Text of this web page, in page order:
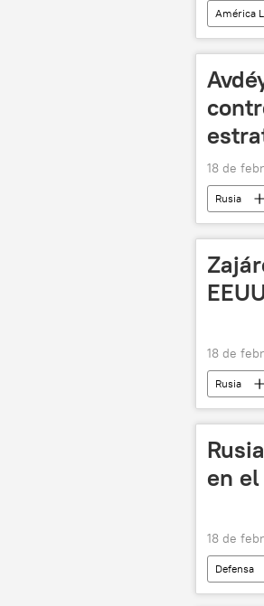
América
🛡️ Zonas
18 de
Rusia
📰
18 de
Rusia
en
18 de
Defensa
Rusia